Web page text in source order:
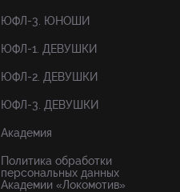
ЮФЛ-3. ЮНОШИ
ЮФЛ-1. ДЕВУШКИ
ЮФЛ-2. ДЕВУШКИ
ЮФЛ-3. ДЕВУШКИ
Академия
Политика обработки
персональных данных
Академии «Локомотив»